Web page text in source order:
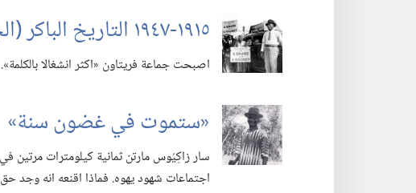
١٩١٥-‏١٩٤٧ التاريخ الباكر (‏الجزء ٣)‏
اصبحت جماعة فريتاون «اكثر انشغالا بالكلمة».‏
‏«ستموت في غضون سنة»‏
سار زاكِيُوس مارتن ثمانية كيلومترات مرتين
اجتماعات شهود يهوه.‏ فماذا اقنعه انه وجد